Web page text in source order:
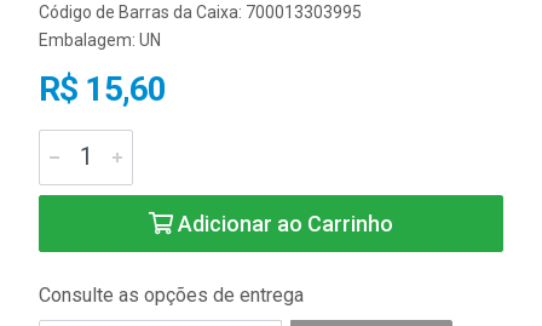
Código de Barras da Caixa: 700013303995
Embalagem: UN
R$ 15,60
Adicionar ao Carrinho
Consulte as opções de entrega